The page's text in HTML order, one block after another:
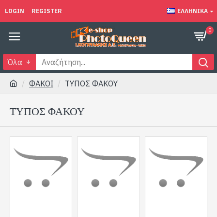
LOGIN REGISTER ΕΛΛΗΝΙΚΆ
0
Όλα
ΦΑΚΟΙ ΤΥΠΟΣ ΦΑΚΟΥ
ΤΥΠΟΣ ΦΑΚΟΥ